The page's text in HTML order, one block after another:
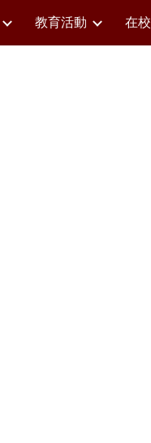
教育活動 在